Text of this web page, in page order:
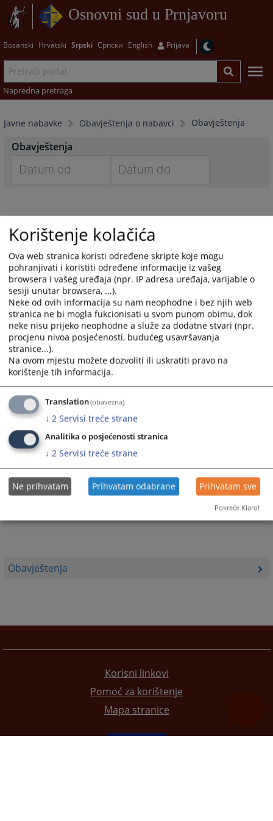
Osnovni sud u Prnjavoru
Bosanski Hrvatski Srpski Српски English Prijava
Napredna pretraga
Javne nabavke Obavještenja o nabavci Obavještenja
Obavještenja
Obavještenja
to
interact
with
the
calendar
and
select
a
date.
Press
the
question
mark
key
get
the
keyboard
shortcuts
for
changing
dates.
to
interact
with
the
calendar
and
select
a
date.
Press
question
mark
key
to
get
the
shortcuts
for
changing
dates.
Trenutno nema vijesti
Korisni linkovi
Pomoć za korištenje
Mapa stranice
Korištenje kolačića
Ova web stranica koristi određene skripte koje mogu
pohranjivati i koristiti određene informacije iz vašeg
browsera i vašeg uređaja (npr. IP adresa uređaja, varijable o
sesiji unutar browsera, ...).
Neke od ovih informacija su nam neophodne i bez njih web
stranica ne bi mogla fukcionisati u svom punom obimu, dok
neke nisu prijeko neophodne a služe za dodatne stvari (npr.
procjenu nivoa posjećenosti, budućeg usavršavanja
stranice...).
Na ovom mjestu možete dozvoliti ili uskratiti pravo na
korištenje tih informacija.
Translation(obavezna)
↓ 2 Servisi treće strane
Analitika o posjećenosti stranica
↓ 2 Servisi treće strane
Ne prihvatam Prihvatam odabrane Prihvatam sve
Pokreće Klaro!